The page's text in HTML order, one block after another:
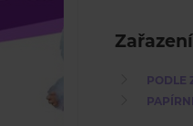
Zařazení
PODLE